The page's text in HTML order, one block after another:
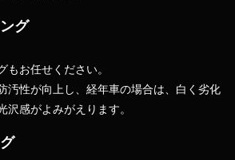
グ
もお任せください。
汚性が向上し、 経年車の場合は、白く劣化
沢感がよみがえります。